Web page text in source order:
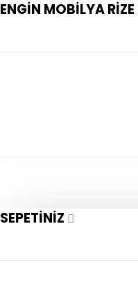
ENGIN MOBILYA RIZE
SEPETINIZ